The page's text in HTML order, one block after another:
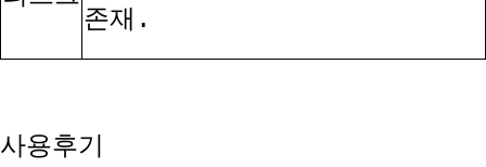
존재 .
사용후기